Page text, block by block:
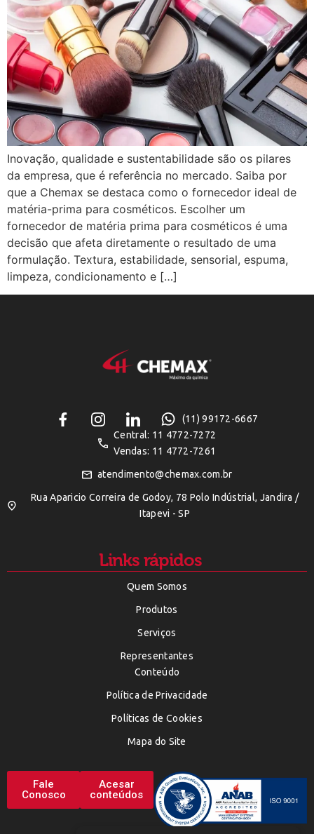
Inovação, qualidade e sustentabilidade são os pilares
da empresa, que é referência no mercado. Saiba por
que a Chemax se destaca como o fornecedor ideal de
matéria-prima para cosméticos. Escolher um
fornecedor de matéria prima para cosméticos é uma
decisão que afeta diretamente o resultado de uma
formulação. Textura, estabilidade, sensorial, espuma,
limpeza, condicionamento e […]
(11) 99172-6667
Central: 11 4772-7272
Vendas: 11 4772-7261
atendimento@chemax.com.br
Rua Aparicio Correira de Godoy, 78 Polo Indústrial, Jandira /
Itapevi - SP
Links rápidos
Quem Somos
Produtos
Serviços
Representantes
Conteúdo
Política de Privacidade
Políticas de Cookies
Mapa do Site
Fale
Conosco
Acesar
conteúdos